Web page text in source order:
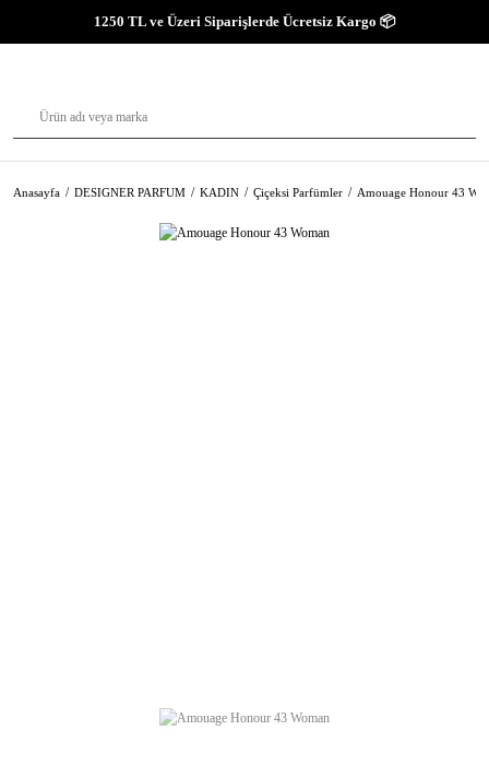
1250 TL ve Üzeri Siparişlerde Ücretsiz Kargo 📦
Anasayfa DESIGNER PARFUM KADIN Çiçeksi Parfümler Amouage Honour 43